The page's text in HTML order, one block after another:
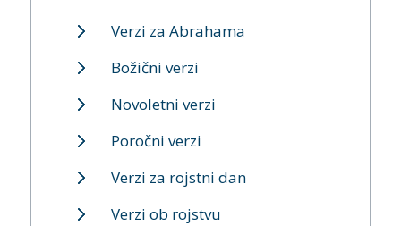
Verzi za Abrahama
Božični verzi
Novoletni verzi
Poročni verzi
Verzi za rojstni dan
Verzi ob rojstvu